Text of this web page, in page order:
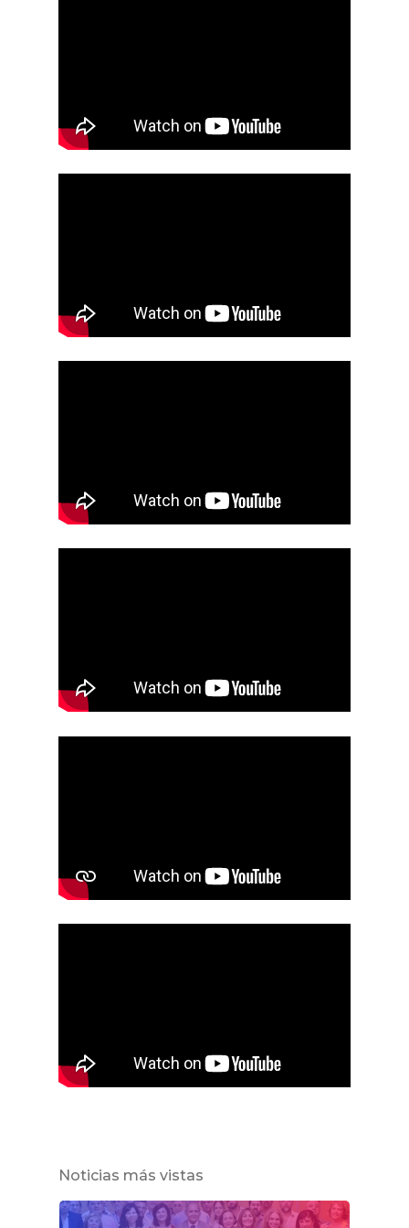
Noticias más vistas